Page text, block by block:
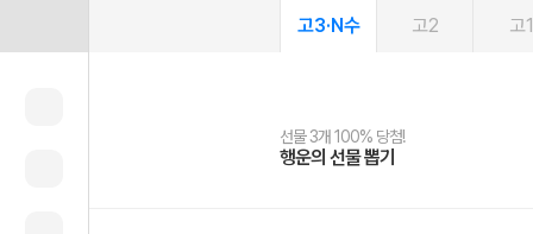
고3·N수 고2 고1
선물 3개 100% 당첨!
행운의 선물 뽑기
선물 100% 증정!
메가스터디 X 올리브
여름방학 스터디 캐시백
메가런 썸머스쿨
2027 러셀 단과
강사 공개선발
스마트러닝앱
설문 EVENT
메가패스
3일 무료 체험권
메가패스 수강생 무료혜택!
메가클럽 멤버십
사회공헌 캠페인
희망이룸 메가나눔